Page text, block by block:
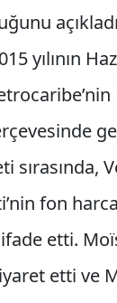
yılının
sırasında,
fon
etti.
etti ve